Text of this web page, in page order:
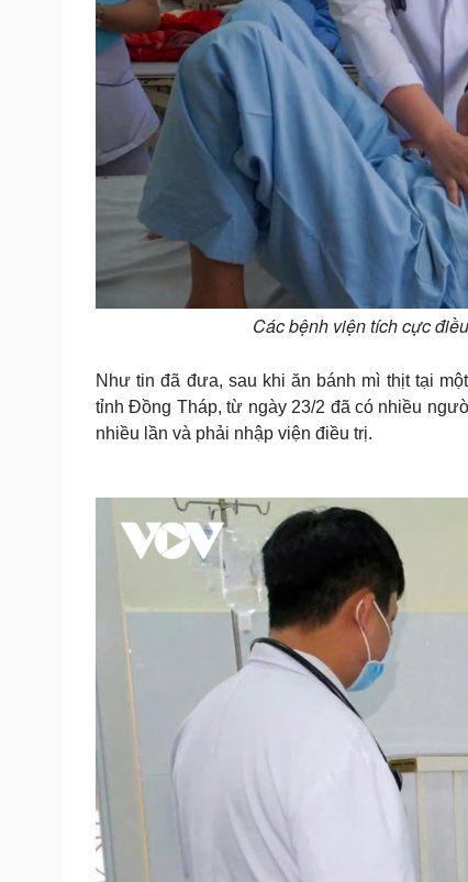
Các bệnh viện tích cực
Như tin đã đưa, sau khi ăn bánh mì thịt tại
tỉnh Đồng Tháp, từ ngày 23/2 đã có nhiều
nhiều lần và phải nhập viện điều trị.